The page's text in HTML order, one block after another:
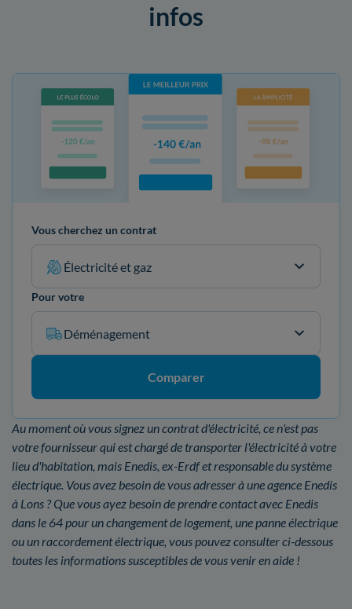
infos
Vous cherchez un contrat
Électricité et gaz
Pour votre
Déménagement
Comparer
Au moment où vous signez un contrat d'électricité, ce n'est pas
votre fournisseur qui est chargé de transporter l'électricité à votre
lieu d'habitation, mais Enedis, ex-Erdf et responsable du système
électrique. Vous avez besoin de vous adresser à une agence Enedis
à Lons ? Que vous ayez besoin de prendre contact avec Enedis
dans le 64 pour un changement de logement, une panne électrique
ou un raccordement électrique, vous pouvez consulter ci-dessous
toutes les informations susceptibles de vous venir en aide !